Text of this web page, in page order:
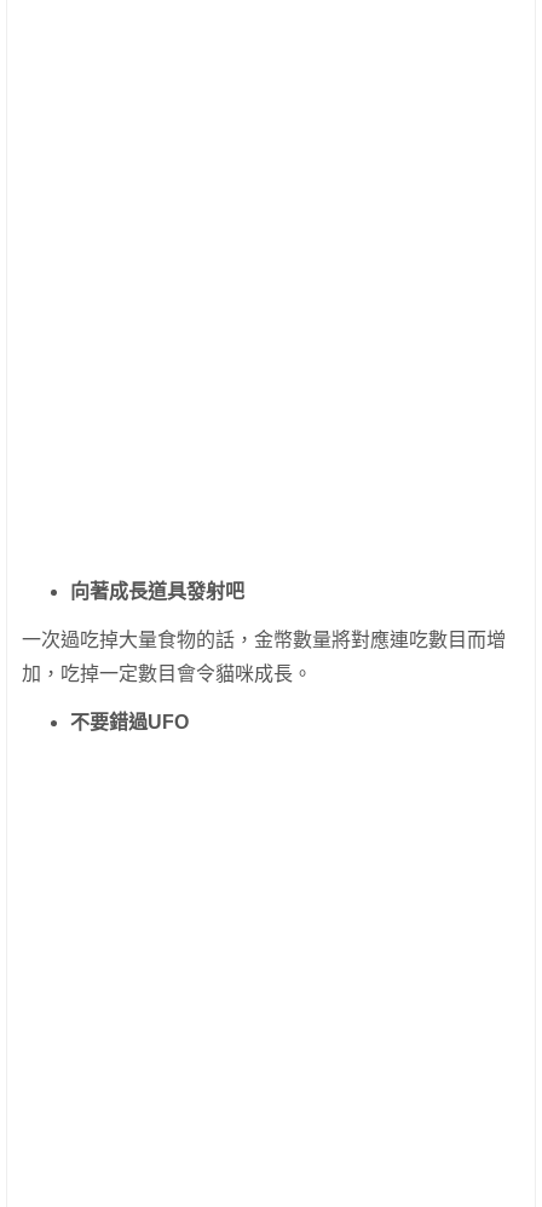
向著成長道具發射吧
一次過吃掉大量食物的話，金幣數量將對應連吃數目而增
加，吃掉一定數目會令貓咪成長。
不要錯過UFO